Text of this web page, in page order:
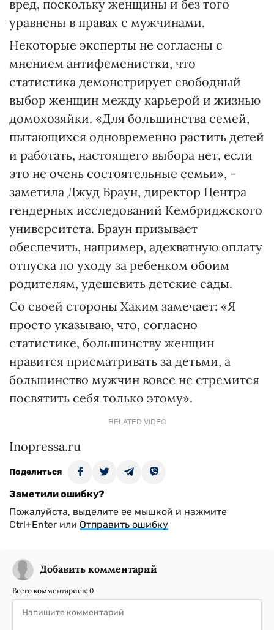
вред, поскольку женщины и без того
уравнены в правах с мужчинами.
Некоторые эксперты не согласны с
мнением антифеменистки, что
статистика демонстрирует свободный
выбор женщин между карьерой и жизнью
домохозяйки. «Для большинства семей,
пытающихся одновременно растить детей
и работать, настоящего выбора нет, если
это не очень состоятельные семьи», -
заметила Джуд Браун, директор Центра
гендерных исследований Кембриджского
университета. Браун призывает
обеспечить, например, адекватную оплату
отпуска по уходу за ребенком обоим
родителям, удешевить детские сады.
Со своей стороны Хаким замечает: «Я
просто указываю, что, согласно
статистике, большинству женщин
нравится присматривать за детьми, а
большинство мужчин вовсе не стремится
посвятить себя только этому».
RELATED VIDEO
Inopressa.ru
Поделиться
Заметили ошибку?
Пожалуйста, выделите ее мышкой и нажмите
Ctrl+Enter или Отправить ошибку
Добавить комментарий
Всего комментариев: 0